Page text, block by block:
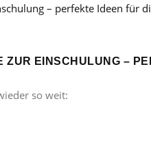
ZUR EINSCHULUNG –
so weit: